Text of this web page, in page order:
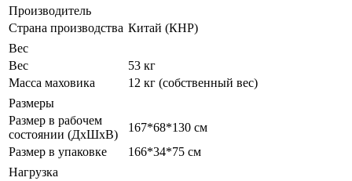
Производитель
Страна производства Китай (КНР)
Вес
Вес
53 кг
Масса маховика
12 кг (собственный вес)
Размеры
Размер в рабочем
состоянии (ДxШxВ)
167*68*130 см
Размер в упаковке
166*34*75 см
Нагрузка